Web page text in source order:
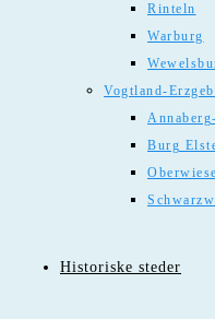
Rinteln
Warburg
Vogtland-
Burg
Historiske steder